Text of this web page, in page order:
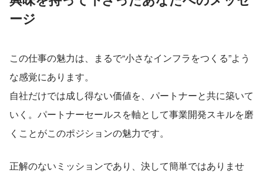
ージ
この仕事の魅力は、まるで“小さなインフラをつくる”よう
な感覚にあります。
自社だけでは成し得ない価値を、パートナーと共に築いて
いく。パートナーセールスを軸として事業開発スキルを磨
くことがこのポジションの魅力です。
正解のないミッションであり、決して簡単ではありませ